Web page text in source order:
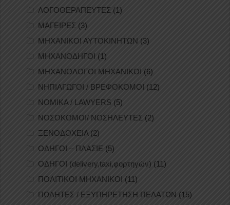
ΛΟΓΟΘΕΡΑΠΕΥΤΕΣ (1)
ΜΑΓΕΙΡΕΣ (3)
ΜΗΧΑΝΙΚΟΙ ΑΥΤΟΚΙΝΗΤΩΝ (3)
ΜΗΧΑΝΟΔΗΓΟΙ (1)
ΜΗΧΑΝΟΛΟΓΟΙ ΜΗΧΑΝΙΚΟΙ (6)
ΝΗΠΙΑΓΩΓΟΙ / ΒΡΕΦΟΚΟΜΟΙ (12)
ΝΟΜΙΚΑ / LAWYERS (5)
ΝΟΣΟΚΟΜΟΙ/ ΝΟΣΗΛΕΥΤΕΣ (2)
ΞΕΝΟΔΟΧΕΙΑ(2)
ΟΔΗΓΟΙ – ΠΛΑΣΙΕ (5)
ΟΔΗΓΟΙ (delivery,taxi,φορτηγών) (11)
ΠΟΛΙΤΙΚΟΙ ΜΗΧΑΝΙΚΟΙ (11)
ΠΩΛΗΤΕΣ / ΕΞΥΠΗΡΕΤΗΣΗ ΠΕΛΑΤΩΝ (15)